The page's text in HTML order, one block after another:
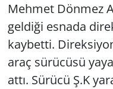
Mehmet Dönmez
geldiği esnada
kaybetti.
araç sürücüsü
attı. Sürücü Ş.K
SPOR
Yerel